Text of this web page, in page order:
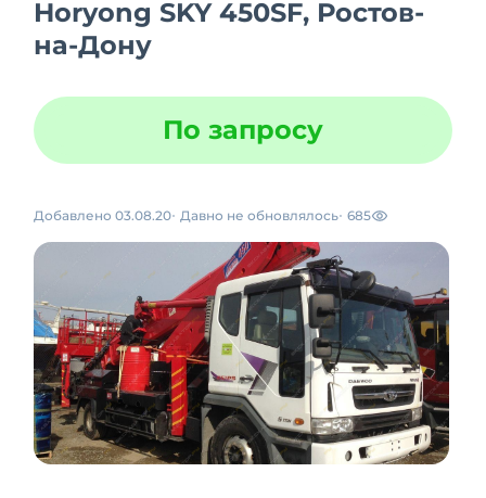
Horyong SKY 450SF, Ростов-
на-Дону
По запросу
Добавлено 03.08.20 Давно не обновлялось 685